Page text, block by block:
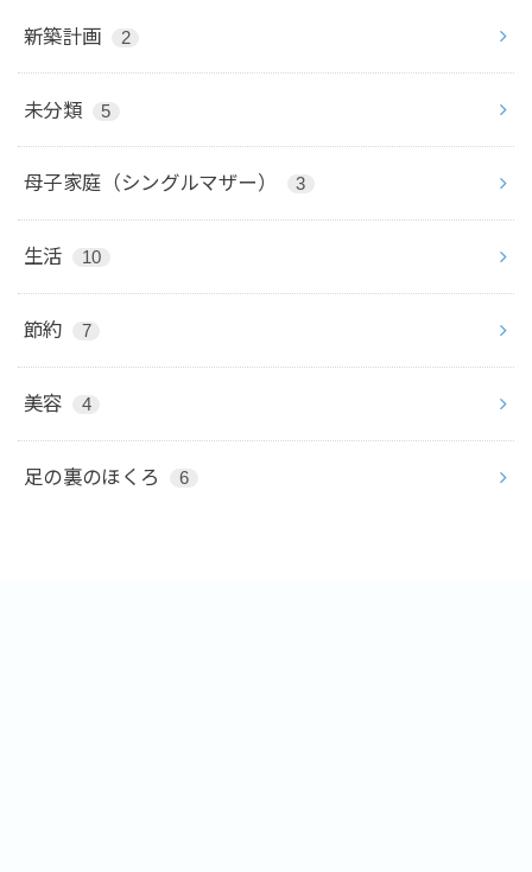
新築計画 2
未分類 5
母子家庭（シングルマザー） 3
生活 10
節約 7
美容 4
足の裏のほくろ 6